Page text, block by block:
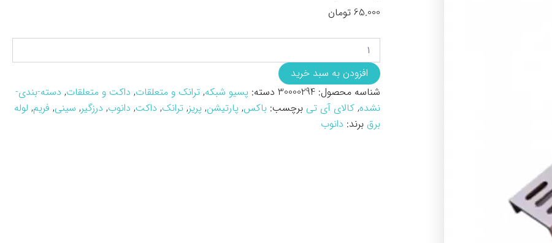
65.000 تومان
پايه
سيني
کابل
دانوب
150*60
عدد
افزودن به سبد خرید
شناسه محصول:30000294 دسته:پسیو شبکه,ترانک و متعلقات, داکت و متعلقات, دسته-بندی-
نشده,کالای آی تی برچسب:باکس,پارتیشن,پریز,ترانک, داکت, دانوب, درزگیر, سینی, فریم, لوله
برق برند: دانوب